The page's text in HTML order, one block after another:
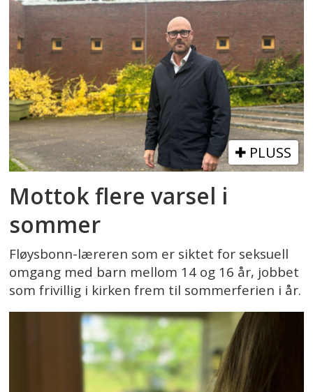
PLUSS
Mottok flere varsel i
sommer
Fløysbonn-læreren som er siktet for seksuell
omgang med barn mellom 14 og 16 år, jobbet
som frivillig i kirken frem til sommerferien i år.